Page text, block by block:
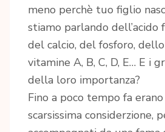
meno perchè tuo figlio
stiamo parlando dell’acido
del calcio, del fosforo,
vitamine A, B, C, D, E… E i
della loro importanza?
Fino a poco tempo fa
scarsissima considerzione,